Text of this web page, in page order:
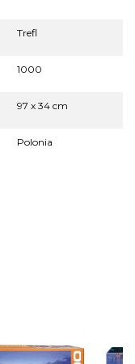
Trefl
1000
97 x 34 cm
Polonia